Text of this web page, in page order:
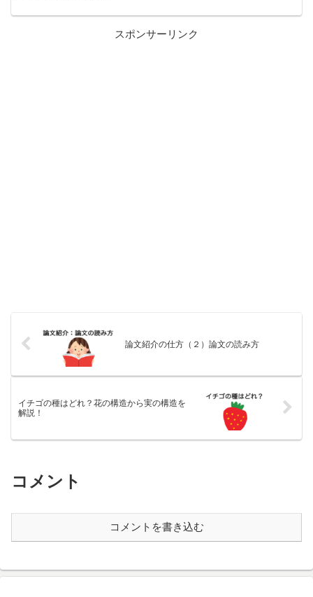
スポンサーリンク
論文紹介の仕方（２）論文の読み方
イチゴの種はどれ？花の構造から実の構造を
解説！
コメント
コメントを書き込む